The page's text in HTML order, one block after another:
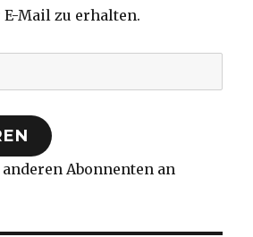
Mail zu erhalten.
Abonnenten an